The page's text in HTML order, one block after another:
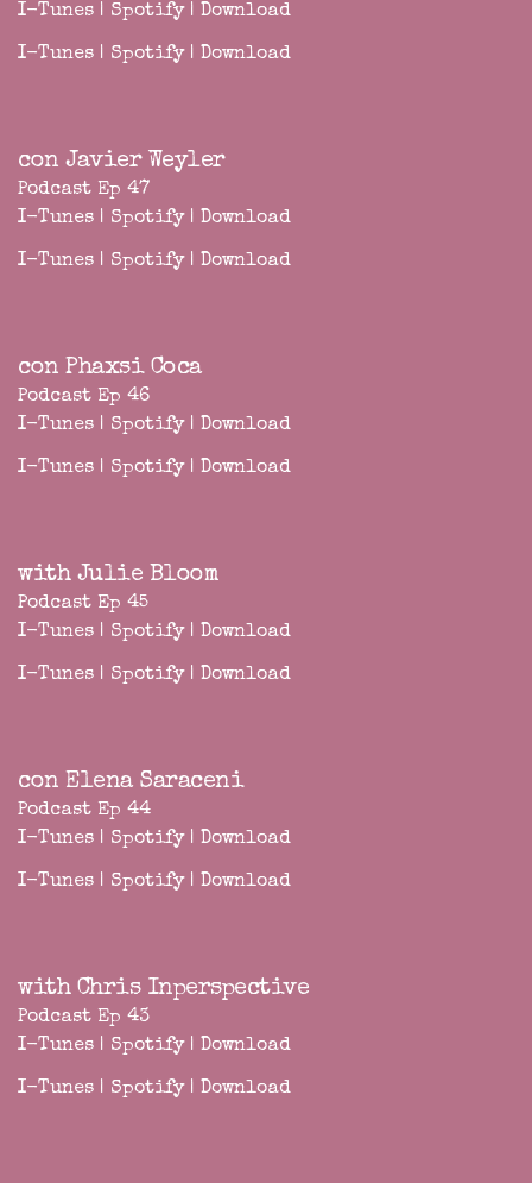
I-Tunes | Spotify| Download
I-Tunes | Spotify| Download
con Javier Weyler
Podcast Ep 47
I-Tunes | Spotify| Download
I-Tunes | Spotify| Download
con Phaxsi Coca
Podcast Ep 46
I-Tunes | Spotify| Download
I-Tunes | Spotify| Download
with Julie Bloom
Podcast Ep 45
I-Tunes | Spotify| Download
I-Tunes | Spotify| Download
con Elena Saraceni
Podcast Ep 44
I-Tunes | Spotify| Download
I-Tunes | Spotify| Download
with Chris Inperspective
Podcast Ep 43
I-Tunes | Spotify| Download
I-Tunes | Spotify| Download